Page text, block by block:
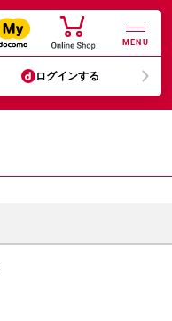
MENU
ログインする